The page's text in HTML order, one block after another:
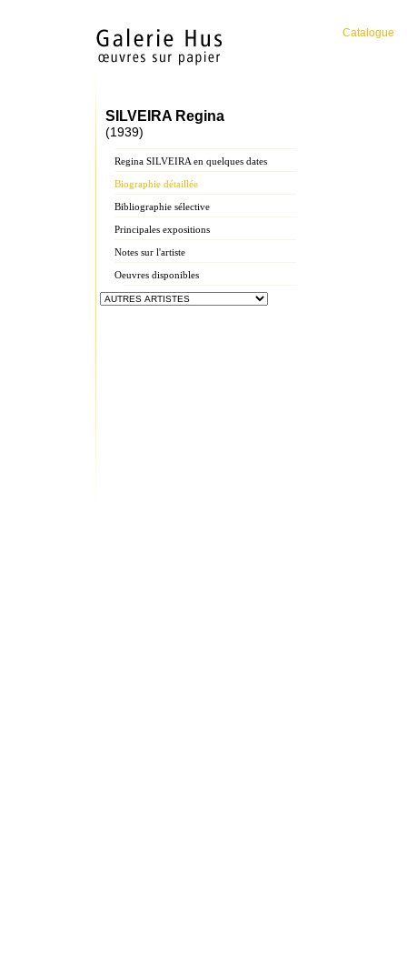
Catalogue
SILVEIRA Regina
(1939)
Regina SILVEIRA en quelques dates
Biographie détaillée
Bibliographie sélective
Principales expositions
Notes sur l'artiste
Oeuvres disponibles